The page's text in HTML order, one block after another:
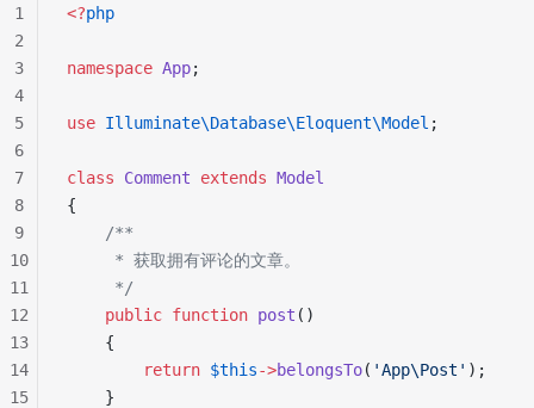
<?php
namespace App;
use Illuminate\Database\Eloquent\Model ;
class Comment extends Model
{
    /**
     * 获取拥有评论的文章。
     */
    public
function post ()
    {
        return
$this->belongsTo( 'App\Post' );
    }
1
2
3
4
5
6
7
8
9
10
11
12
13
14
15